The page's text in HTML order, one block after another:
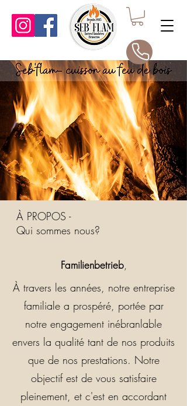
Wer sind wir?
À PROPOS -
Qui sommes nous?
À travers les années, notre entreprise
familiale a prospéré, portée par
notre engagement inébranlable
envers la qualité tant de nos produits
que de nos prestations. Notre
objectif est de vous satisfaire
pleinement, et c'est en accordant
Familienbetrieb,